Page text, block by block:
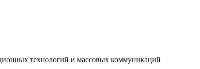
технологий и массовых коммуникаций